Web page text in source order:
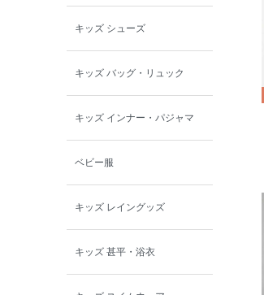
キッズ シューズ
キッズ バッグ・リュック
キッズ インナー・パジャマ
ベビー服
キッズ レイングッズ
キッズ 甚平・浴衣